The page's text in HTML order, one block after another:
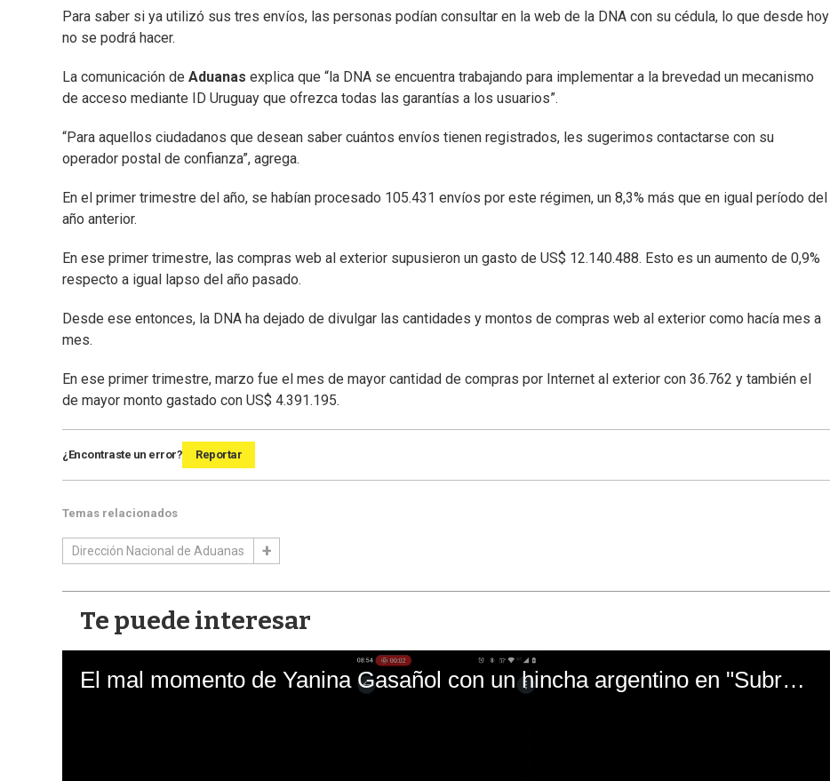
Para saber si ya utilizó sus tres envíos, las personas podían consultar en la web de la DNA con su cédula, lo que desde hoy
no se podrá hacer.
La comunicación de Aduanas explica que “la DNA se encuentra trabajando para implementar a la brevedad un mecanismo
de acceso mediante ID Uruguay que ofrezca todas las garantías a los usuarios”.
“Para aquellos ciudadanos que desean saber cuántos envíos tienen registrados, les sugerimos contactarse con su
operador postal de confianza”, agrega.
En el primer trimestre del año, se habían procesado 105.431 envíos por este régimen, un 8,3% más que en igual período del
año anterior.
En ese primer trimestre, las compras web al exterior supusieron un gasto de US$ 12.140.488. Esto es un aumento de 0,9%
respecto a igual lapso del año pasado.
Desde ese entonces, la DNA ha dejado de divulgar las cantidades y montos de compras web al exterior como hacía mes a
mes.
En ese primer trimestre, marzo fue el mes de mayor cantidad de compras por Internet al exterior con 36.762 y también el
de mayor monto gastado con US$ 4.391.195.
¿Encontraste un error? Reportar
Temas relacionados
Dirección Nacional de Aduanas
Te puede interesar
El mal momento de Yanina Gasañol con un hincha argentino en "Subrayado"